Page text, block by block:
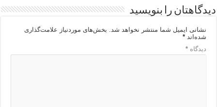
دیدگاهتان را بنویسید
نشانی ایمیل شما منتشر نخواهد شد.
بخش‌های موردنیاز علامت‌گذاری
شده‌اند*
دیدگاه*